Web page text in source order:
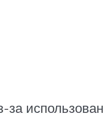
за